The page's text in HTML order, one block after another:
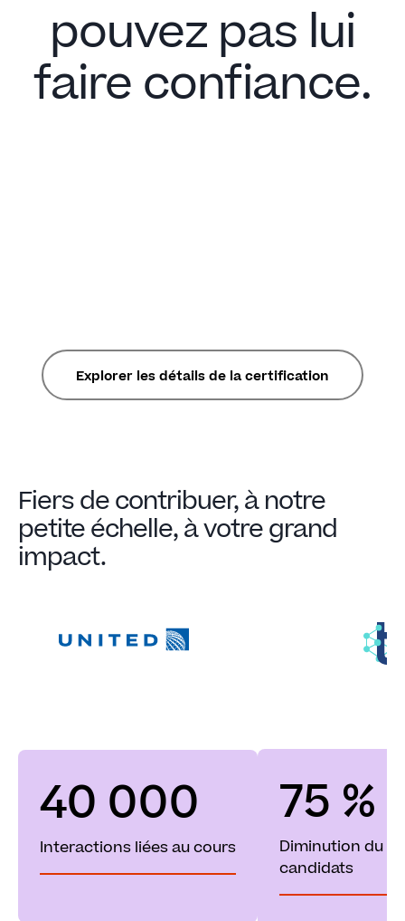
pouvez pas lui
faire confiance.
Explorer les détails de la certification
Fiers de contribuer, à notre
petite échelle, à votre grand
impact.
40 000
Interactions liées au cours
75 %
Diminution du
candidats